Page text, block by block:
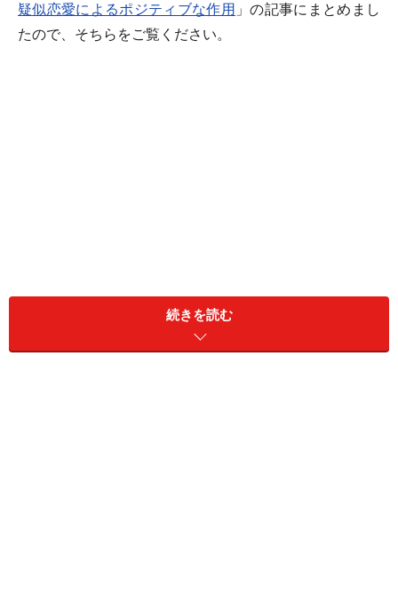
疑似恋愛によるポジティブな作用 」の記事にまとめまし
たので、そちらをご覧ください。
続きを読む